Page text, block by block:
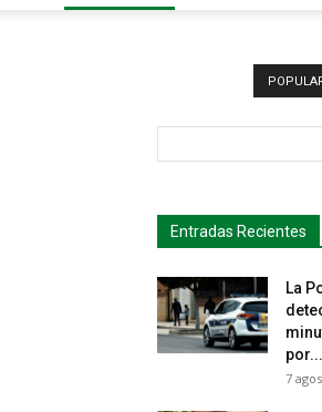
Entradas Recientes
La
por...
7